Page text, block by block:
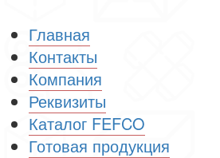
Главная
Контакты
Компания
Реквизиты
Каталог FEFCO
Готовая продукция